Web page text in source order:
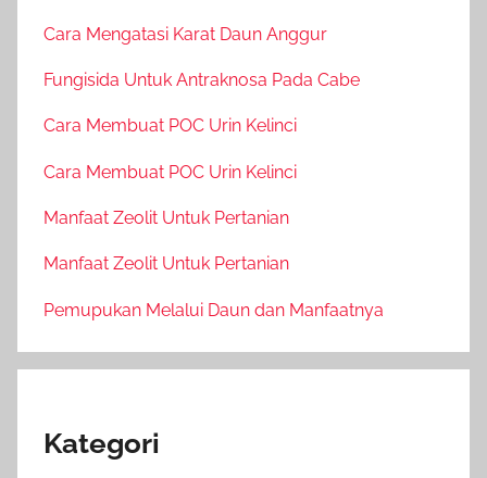
Cara Mengatasi Karat Daun Anggur
Fungisida Untuk Antraknosa Pada Cabe
Cara Membuat POC Urin Kelinci
Cara Membuat POC Urin Kelinci
Manfaat Zeolit Untuk Pertanian
Manfaat Zeolit Untuk Pertanian
Pemupukan Melalui Daun dan Manfaatnya
Kategori